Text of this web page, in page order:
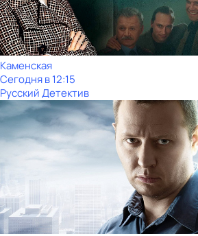
Каменская
Сегодня в 12:15
Русский Детектив